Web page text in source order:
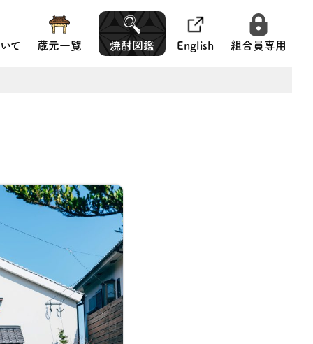
て 蔵元一覧 焼酎図鑑 English 組合員専用